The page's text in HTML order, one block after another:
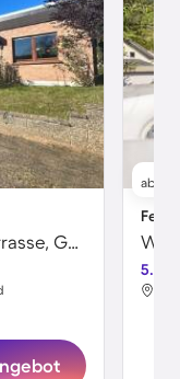
Familienorientierte Villa mit Terrasse, Garten und Grill | Gartenblick | Haustiere erlaubt
ab
5.0